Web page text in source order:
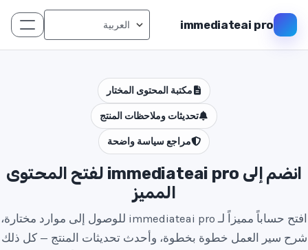
immediateai pro
مكتبة المحتوى المختار
تحديثات وملاحظات المنتج
مراجع سياسة واضحة
انضم إلى immediateai pro لفتح المحتوى
المميز
افتح حساباً مميزاً لـ immediateai pro للوصول إلى موارد مختارة،
شرح سير العمل خطوة بخطوة، وأحدث تحديثات المنتج — كل ذلك